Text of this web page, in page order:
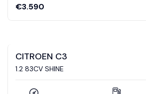
€3.590
CITROEN C3
1.2 83CV SHINE